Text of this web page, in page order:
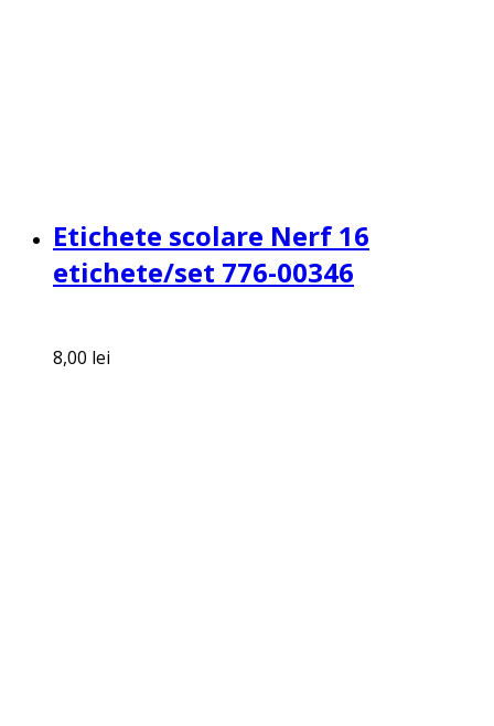
Etichete scolare Nerf 16
etichete/set 776-00346
8,00 lei